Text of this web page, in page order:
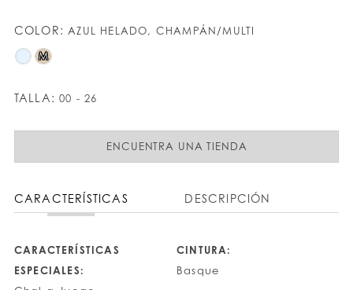
COLOR: AZUL HELADO, CHAMPÁN/MULTI
M
TALLA: 00 - 26
ENCUENTRA UNA TIENDA
CARACTERÍSTICAS DESCRIPCIÓN
CARACTERÍSTICAS
ESPECIALES:
CINTURA:
Basque